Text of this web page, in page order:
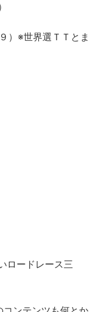
）※世界選ＴＴとま
ロードレース三